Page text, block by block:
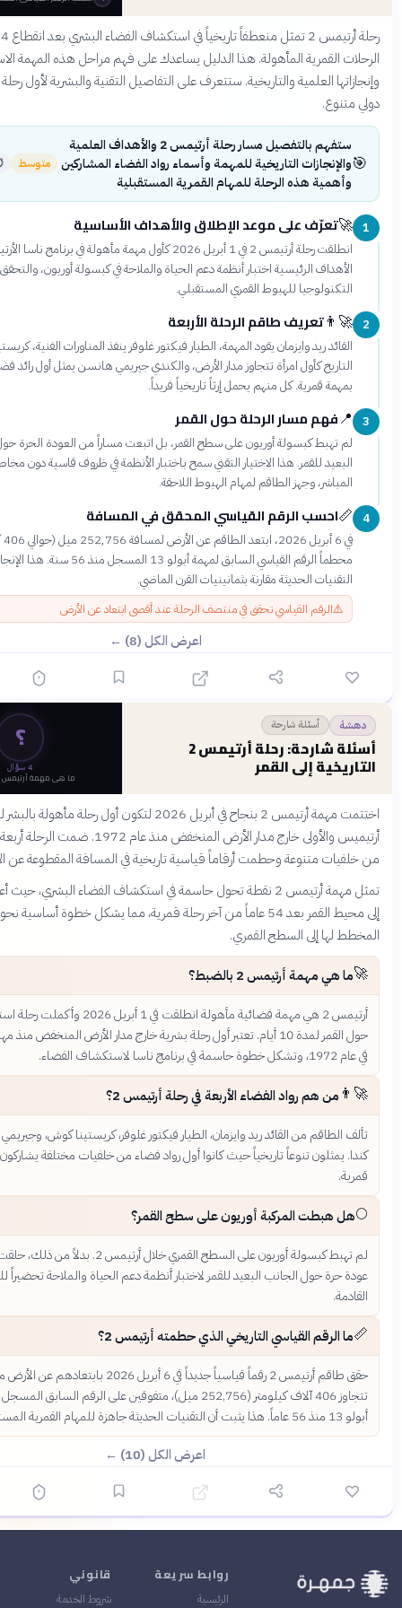
رحلة أرتيمس 2 تمثل منعطفاً تاريخياً في استكشاف الفضاء البشري بعد انقطاع 54 سنة عن
المأهولة. هذا الدليل يساعدك على فهم مراحل هذه المهمة الاستثنائية
والتاريخية. ستتعرف على التفاصيل التقنية والبشرية لأول رحلة قمرية بطاقم
ستفهم بالتفصيل مسار رحلة أرتيمس 2 والأهداف العلمية
التاريخية للمهمة وأسماء رواد الفضاء المشاركين
هذه الرحلة للمهام القمرية المستقبلية
متوسط ⏱25 دقيقة
على موعد الإطلاق والأهداف الأساسية
انطلقت رحلة أرتيمس 2 في 1 أبريل 2026 كأول مهمة مأهولة في برنامج ناسا الأرتيميسي. كانت
الرئيسية اختبار أنظمة دعم الحياة والملاحة في كبسولة أوريون، والتحقق من جاهزية
للهبوط القمري المستقبلي.
طاقم الرحلة الأربعة
وايزمان يقود المهمة، الطيار فيكتور غلوفر ينفذ المناورات الفنية، كريستينا كوش تصنع
كأول امرأة تتجاوز مدار الأرض، والكندي جيريمي هانسن يمثل أول رائد فضاء غير أمريكي
كل منهم يحمل إرثاً تاريخياً فريداً.
مسار الرحلة حول القمر
كبسولة أوريون على سطح القمر، بل اتبعت مساراً من العودة الحرة حول الجانب
هذا الاختيار التقني سمح باختبار الأنظمة في ظروف قاسية دون مخاطر الهبوط
وجهز الطاقم لمهام الهبوط اللاحقة.
الرقم القياسي المحقق في المسافة
في 6 أبريل 2026، ابتعد الطاقم عن الأرض لمسافة 252,756 ميل (حوالي 406 آلاف كيلومتر)،
محطماً الرقم القياسي السابق لمهمة أبولو 13 المسجل منذ 56 سنة. هذا الإنجاز يعكس كفاءة
الحديثة مقارنة بثمانينيات القرن الماضي.
القياسي تحقق في منتصف الرحلة عند أقصى ابتعاد عن الأرض
أسئلة شارحة
أسئلة شارحة: رحلة أرتيمس 2
إلى القمر
اختتمت مهمة أرتيمس 2 بنجاح في أبريل 2026 لتكون أول رحلة مأهولة بالبشر لبرنامج
أرتيميس والأولى خارج مدار الأرض المنخفض منذ عام 1972. ضمت الرحلة أربعة رواد فضاء
وحطمت أرقاماً قياسية تاريخية في المسافة المقطوعة عن الأرض.
تمثل مهمة أرتيمس 2 نقطة تحول حاسمة في استكشاف الفضاء البشري، حيث أعادت الإنسانية
إلى محيط القمر بعد 54 عاماً من آخر رحلة قمرية، مما يشكل خطوة أساسية نحو العودة
السطح القمري.
أرتيمس 2 بالضبط؟
أرتيمس 2 هي مهمة فضائية مأهولة انطلقت في 1 أبريل 2026 وأكملت رحلة استكشافية
حول القمر لمدة 10 أيام. تعتبر أول رحلة بشرية خارج مدار الأرض المنخفض منذ مهمة أبولو 17
رواد الفضاء الأربعة في رحلة أرتيمس 2؟
من القائد ريد وايزمان، الطيار فيكتور غلوفر، كريستينا كوش، وجيريمي هانسن من
تنوعاً تاريخياً حيث كانوا أول رواد فضاء من خلفيات مختلفة يشاركون في مهمة
المركبة أوريون على سطح القمر؟
لم تهبط كبسولة أوريون على السطح القمري خلال أرتيمس 2. بدلاً من ذلك، حلقت في مسار
الجانب البعيد للقمر لاختبار أنظمة دعم الحياة والملاحة تحضيراً للمهام
القياسي التاريخي الذي حطمته أرتيمس 2؟
حقق طاقم أرتيمس 2 رقماً قياسياً جديداً في 6 أبريل 2026 بابتعادهم عن الأرض مسافة
تتجاوز 406 آلاف كيلومتر (252,756 ميل)، متفوقين على الرقم السابق المسجل باسم مهمة
روابط سريعة قانوني